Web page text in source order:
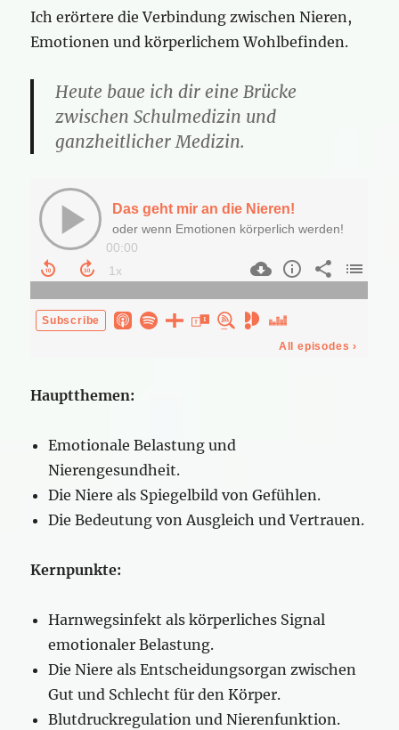
Ich erörtere die Verbindung zwischen Nieren,
Emotionen und körperlichem Wohlbefinden.
Heute baue ich dir eine Brücke
zwischen Schulmedizin und
ganzheitlicher Medizin.
Hauptthemen:
Emotionale Belastung und
Nierengesundheit.
Die Niere als Spiegelbild von Gefühlen.
Die Bedeutung von Ausgleich und Vertrauen.
Kernpunkte:
Harnwegsinfekt als körperliches Signal
emotionaler Belastung.
Die Niere als Entscheidungsorgan zwischen
Gut und Schlecht für den Körper.
Blutdruckregulation und Nierenfunktion.